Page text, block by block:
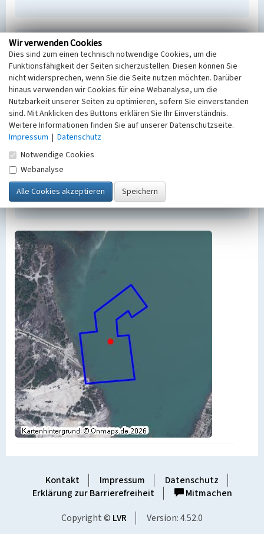
Empfohlene Zitierweise
Urheberrechtlicher Hinweis
Der hier präsentierte Inhalt steht unter der freien
Lizenz dl-by-de/2.0 (Namensnennung). Die
angezeigten Medien unterliegen möglicherweise
zusätzlichen urheberrechtlichen Bedingungen, die
an diesen ausgewiesen sind.
Empfohlene Zitierweise
„Grube 532 Storkau”. In: KuLaDig,
Kultur.Landschaft.Digital. URL:
https://www.kuladig.de/Objektansicht/BKM-
42000097(Abgerufen: 9. August 2026)
Kontakt Impressum
Datenschutz
Erklärung zur Barrierefreiheit
Mitmachen
Copyright © LVR Version: 4.52.0
Wir verwenden Cookies
Dies sind zum einen technisch notwendige Cookies, um die
Funktionsfähigkeit der Seiten sicherzustellen. Diesen können Sie
nicht widersprechen, wenn Sie die Seite nutzen möchten. Darüber
hinaus verwenden wir Cookies für eine Webanalyse, um die
Nutzbarkeit unserer Seiten zu optimieren, sofern Sie einverstanden
sind. Mit Anklicken des Buttons erklären Sie Ihr Einverständnis.
Weitere Informationen finden Sie auf unserer Datenschutzseite.
Impressum | Datenschutz
Notwendige Cookies
Webanalyse